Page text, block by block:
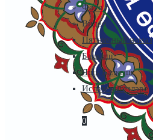
Фото
Видео
Пятничный намаз
Балкыш
Яшь Балкыш
Ислам нигезләре
0